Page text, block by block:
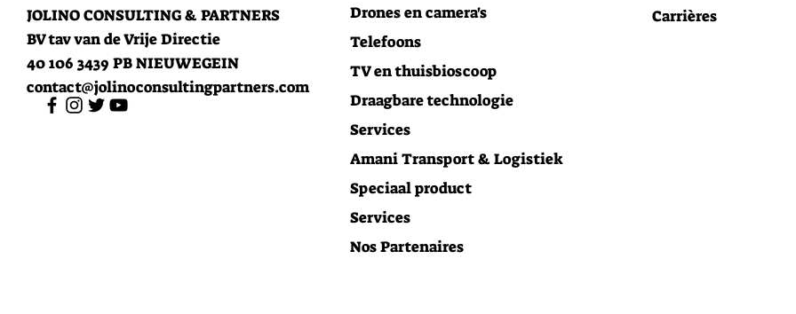
JOLINO CONSULTING & PARTNERS
BV tav van de Vrije Directie
40 106 3439 PB NIEUWEGEIN
contact@jolinoconsultingpartners.com
Drones en camera's
Telefoons
TV en thuisbioscoop
Draagbare technologie
Services
Amani Transport & Logistiek
Speciaal product
Services
Nos Partenaires
Carrières